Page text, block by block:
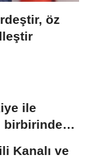
öz
ile
birbirinden
Kanalı ve